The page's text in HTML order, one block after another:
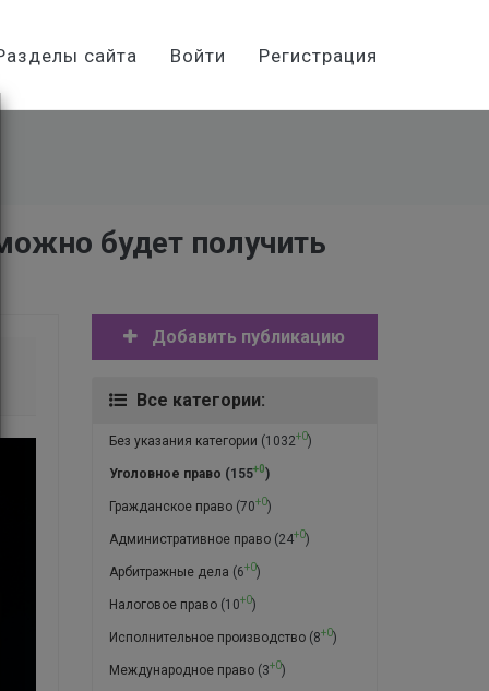
сайта Войти Регистрация
будет получить
Добавить публикацию
Все категории:
Без указания категории (1032+0)
Уголовное право (155+0)
Гражданское право(70+0)
Административное право(24+0)
Арбитражные дела (6+0)
Налоговое право(10+0)
Исполнительное производство(8+0)
Международное право(3+0)